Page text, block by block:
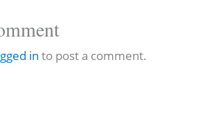
in to post a comment.